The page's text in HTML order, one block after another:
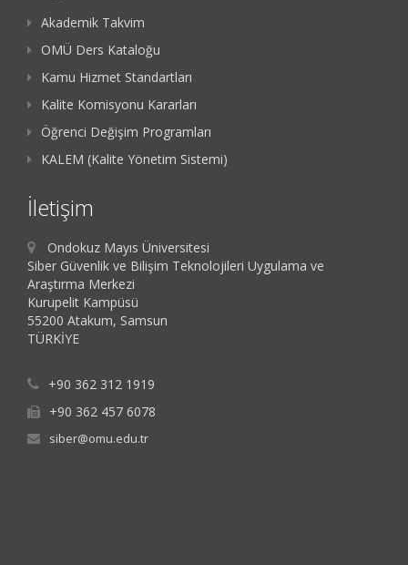
Akademik Takvim
OMÜ Ders Kataloğu
Kamu Hizmet Standartları
Kalite Komisyonu Kararları
Öğrenci Değişim Programları
KALEM (Kalite Yönetim Sistemi)
İletişim
Ondokuz Mayıs Üniversitesi
Siber Güvenlik ve Bilişim Teknolojileri Uygulama ve
Araştırma Merkezi
Kurupelit Kampüsü
55200 Atakum, Samsun
TÜRKİYE
+90 362 312 1919
+90 362 457 6078
siber@omu.edu.tr